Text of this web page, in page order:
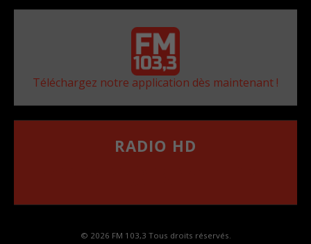
Téléchargez notre application dès maintenant !
RADIO HD
© 2026 FM 103,3 Tous droits réservés.